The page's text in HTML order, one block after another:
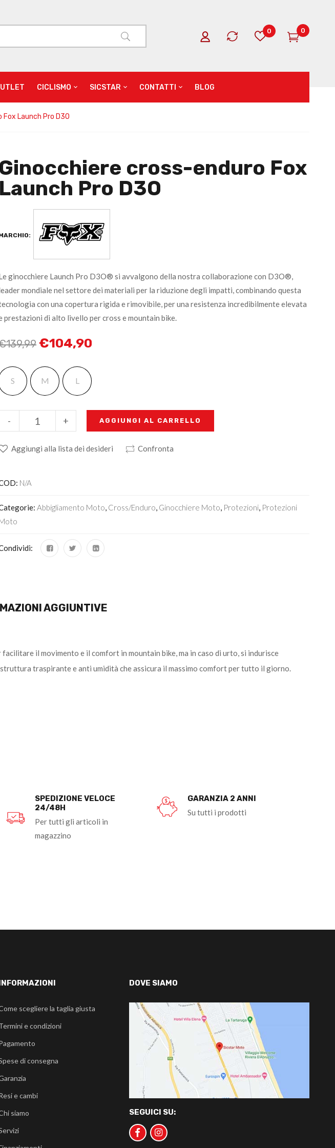
0 0
CICLISMO SICSTAR CONTATTI BLOG
Launch Pro D3O
Ginocchiere cross-enduro Fox
Launch Pro D3O
ginocchiere Launch Pro D3O® si avvalgono della nostra collaborazione con D3O®,
mondiale nel settore dei materiali per la riduzione degli impatti, combinando questa
con una copertura rigida e rimovibile, per una resistenza incredibilmente elevata
prestazioni di alto livello per cross e mountain bike.
139,99 €104,90
S M L
+
- AGGIUNGI AL CARRELLO
Aggiungi alla lista dei desideri Confronta
N/A
Abbigliamento Moto Cross/Enduro Ginocchiere Moto Protezioni Protezioni
AGGIUNTIVE
il movimento e il comfort in mountain bike, ma in caso di urto, si indurisce
traspirante e anti umidità che assicura il massimo comfort per tutto il giorno.
SPEDIZIONE VELOCE
24/48H
Per tutti gli articoli in
magazzino
GARANZIA 2 ANNI
Su tutti i prodotti
scegliere la taglia giusta
e condizioni
di consegna
e cambi
siamo
DOVE SIAMO
SEGUICI SU: